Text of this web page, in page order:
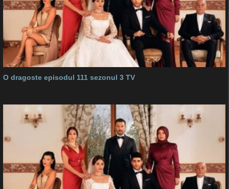
O dragoste episodul 111 sezonul 3 TV